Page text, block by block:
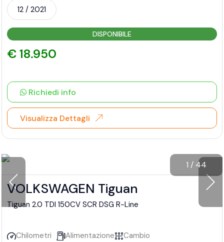
12 / 2021
DISPONIBILE
€ 18.950
Richiedi info
Visualizza Dettagli
1 / 44
VOLKSWAGEN Tiguan
Tiguan 2.0 TDI 150CV SCR DSG R-Line
Chilometri
Alimentazione
Cambio